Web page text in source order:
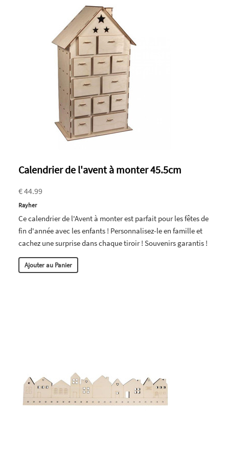
Calendrier de l'avent à monter 45.5cm
€ 44.99
Rayher
Ce calendrier de l'Avent à monter est parfait pour les fêtes de
fin d'année avec les enfants ! Personnalisez-le en famille et
cachez une surprise dans chaque tiroir ! Souvenirs garantis !
Ajouter au Panier